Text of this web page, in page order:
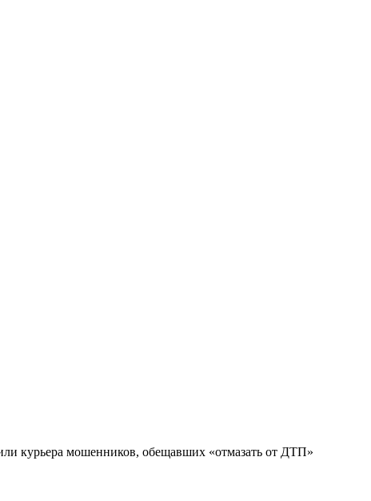
курьера мошенников, обещавших «отмазать от ДТП»